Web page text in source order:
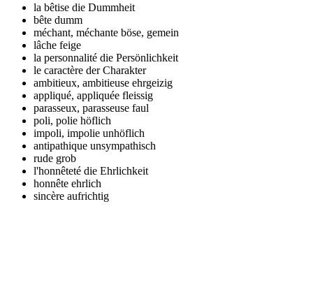
la bêtise die Dummheit
bête dumm
méchant, méchante böse, gemein
lâche feige
la personnalité die Persönlichkeit
le caractère der Charakter
ambitieux, ambitieuse ehrgeizig
appliqué, appliquée fleissig
parasseux, parasseuse faul
poli, polie höflich
impoli, impolie unhöflich
antipathique unsympathisch
rude grob
l'honnêteté die Ehrlichkeit
honnête ehrlich
sincère aufrichtig